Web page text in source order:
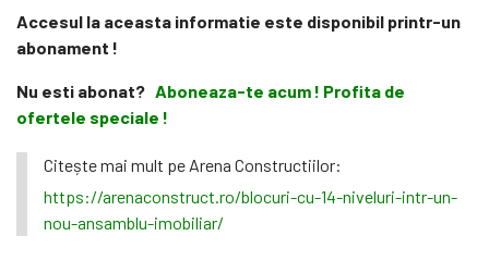
Accesul la aceasta informatie este disponibil printr-un
abonament !
Nu esti abonat? Aboneaza-te acum ! Profita de
ofertele speciale !
Citește mai mult pe Arena Constructiilor:
https://arenaconstruct.ro/blocuri-cu-14-niveluri-intr-un-
nou-ansamblu-imobiliar/